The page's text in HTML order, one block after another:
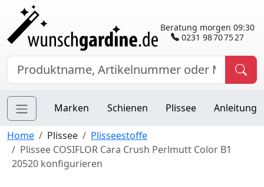
Beratung morgen 09:30
0231 98 70 75 27
Marken Schienen Plissee Anleitung
Home Plissee
Plisseestoffe
Plissee COSIFLOR Cara Crush Perlmutt Color B1
20520 konfigurieren